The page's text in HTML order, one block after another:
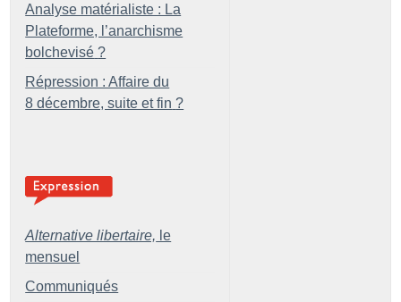
Analyse matérialiste : La
Plateforme, l’anarchisme
bolchevisé ?
Répression : Affaire du
8 décembre, suite et fin ?
Alternative libertaire, le
mensuel
Communiqués